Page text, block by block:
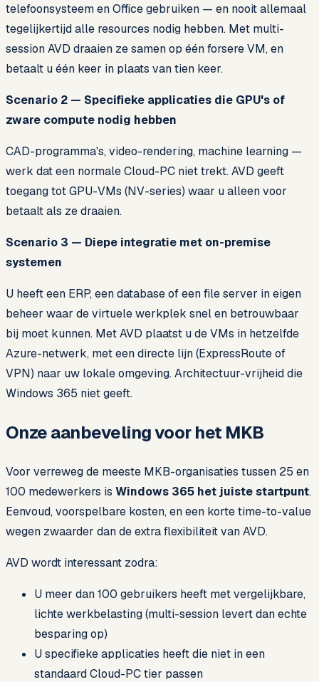
telefoonsysteem en Office gebruiken — en nooit allemaal
tegelijkertijd alle resources nodig hebben. Met multi-
session AVD draaien ze samen op één forsere VM, en
betaalt u één keer in plaats van tien keer.
Scenario 2 — Specifieke applicaties die GPU's of
zware compute nodig hebben
CAD-programma's, video-rendering, machine learning —
werk dat een normale Cloud-PC niet trekt. AVD geeft
toegang tot GPU-VMs (NV-series) waar u alleen voor
betaalt als ze draaien.
Scenario 3 — Diepe integratie met on-premise
systemen
U heeft een ERP, een database of een file server in eigen
beheer waar de virtuele werkplek snel en betrouwbaar
bij moet kunnen. Met AVD plaatst u de VMs in hetzelfde
Azure-netwerk, met een directe lijn (ExpressRoute of
VPN) naar uw lokale omgeving. Architectuur-vrijheid die
Windows 365 niet geeft.
Onze aanbeveling voor het MKB
Voor verreweg de meeste MKB-organisaties tussen 25 en
100 medewerkers is Windows 365 het juiste startpunt.
Eenvoud, voorspelbare kosten, en een korte time-to-value
wegen zwaarder dan de extra flexibiliteit van AVD.
AVD wordt interessant zodra:
U meer dan 100 gebruikers heeft met vergelijkbare,
lichte werkbelasting (multi-session levert dan echte
besparing op)
U specifieke applicaties heeft die niet in een
standaard Cloud-PC tier passen